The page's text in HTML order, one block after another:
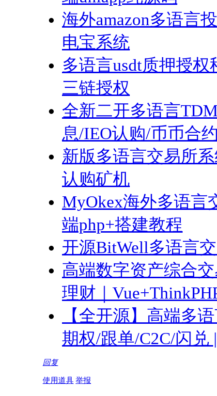
海外amazon多语言
电宝系统
多语言usdt质押授
三链授权
全新二开多语言
息/IEO认购/币币合
新版多语言交易所
认购矿机
MyOkex海外多语言
端php+搭建教程
开源BitWell多语言
高端数字资产综合
理财｜
【全开源】高端多
期权/跟单/C2C/闪兑
回复
使用道具 举报